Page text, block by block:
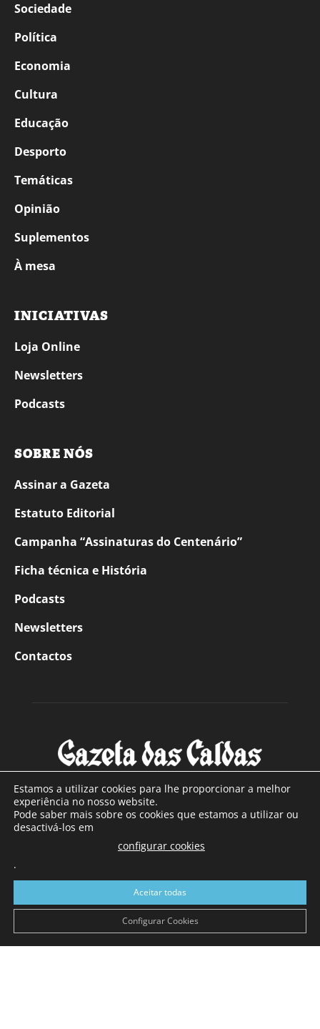
Sociedade
Política
Economia
Cultura
Educação
Desporto
Temáticas
Opinião
Suplementos
À mesa
INICIATIVAS
Loja Online
Newsletters
Podcasts
SOBRE NÓS
Assinar a Gazeta
Estatuto Editorial
Campanha “Assinaturas do Centenário”
Ficha técnica e História
Podcasts
Newsletters
Contactos
SOBRE NÓS
Com sede nas Caldas da Rainha e mais de 90 anos de
a sul de distrito de Leiria, com mais de 40.000 leitores por
toda a região Oeste. Jornal com distribuição em Portugal
Continental e assinatura online.
Estamos a utilizar cookies para lhe proporcionar a melhor
experiência no nosso website.
Pode saber mais sobre os cookies que estamos a utilizar ou
desactivá-los em
configurar cookies
.
Aceitar todas
Configurar Cookies